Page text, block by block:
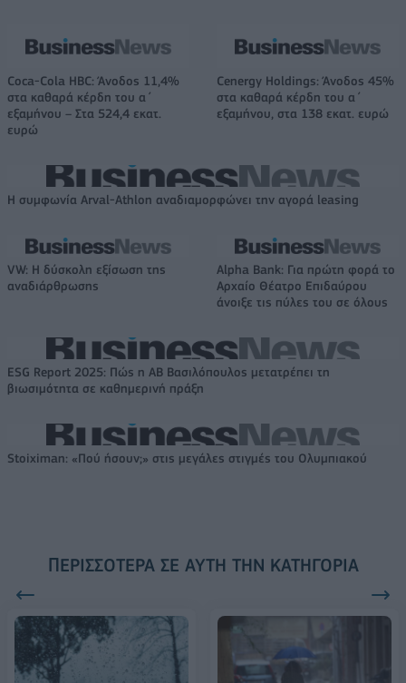
Coca-Cola HBC: Άνοδος 11,4%
στα καθαρά κέρδη του α΄
εξαμήνου – Στα 524,4 εκατ.
ευρώ
Cenergy Holdings: Άνοδος 45%
στα καθαρά κέρδη του α΄
εξαμήνου, στα 138 εκατ. ευρώ
Η συμφωνία Arval-Athlon αναδιαμορφώνει την αγορά leasing
VW: Η δύσκολη εξίσωση της
αναδιάρθρωσης
Alpha Bank: Για πρώτη φορά το
Αρχαίο Θέατρο Επιδαύρου
άνοιξε τις πύλες του σε όλους
ESG Report 2025: Πώς η ΑΒ Βασιλόπουλος μετατρέπει τη
βιωσιμότητα σε καθημερινή πράξη
Stoiximan: «Πού ήσουν;» στις μεγάλες στιγμές του Ολυμπιακού
ΠΕΡΙΣΣΌΤΕΡΑ ΣΕ ΑΥΤΉ ΤΗΝ ΚΑΤΗΓΟΡΊΑ